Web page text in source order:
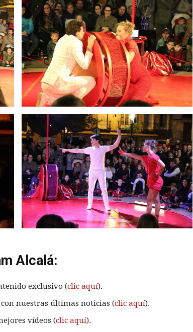
Alcalá:
exclusivo (clic aquí).
nuestras últimas noticias (clic aquí).
vídeos (clic aquí).